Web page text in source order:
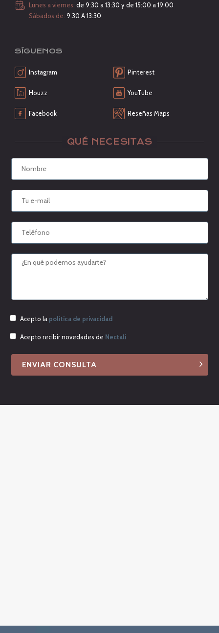
Lunes a viernes: de 9:30 a 13:30 y de 15:00 a 19:00
Sábados de: 9:30 A 13:30
SÍGUENOS
Instagram
Houzz
Facebook
Pinterest
YouTube
Reseñas Maps
QUÉ NECESITAS
Acepto la política de privacidad
Acepto recibir novedades de Nectali